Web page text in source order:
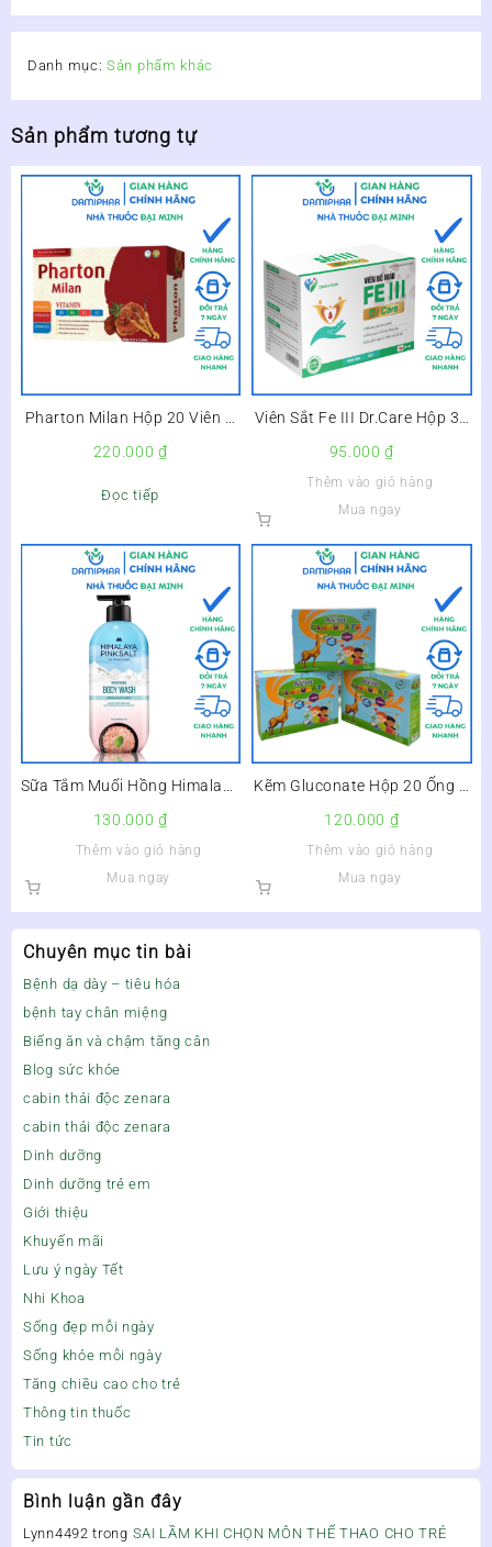
Chuyên mục tin bài
Bệnh dạ dày – tiêu hóa
bệnh tay chân miệng
Biếng ăn và chậm tăng cân
Blog sức khỏe
cabin thải độc zenara
cabin thải độc zenara
Dinh dưỡng
Dinh dưỡng trẻ em
Giới thiệu
Khuyến mãi
Lưu ý ngày Tết
Nhi Khoa
Sống đẹp mỗi ngày
Sống khỏe mỗi ngày
Tăng chiều cao cho trẻ
Thông tin thuốc
Tin tức
Bình luận gần đây
Lynn4492 trong SAI LẦM KHI CHỌN MÔN THỂ THAO CHO TRẺ
Danh mục: Sản phẩm khác
Sản phẩm tương tự
Pharton Milan Hộp 20 Viên –
Thể, Tăng Cường Sức Đề
Kháng –
220.000₫
Đọc tiếp
Viên Sắt Fe III Dr.Care Hộp 30
Nguy Cơ Thiếu Máu –
95.000₫
Thêm vào giỏ hàng
Mua ngay
Sữa Tắm Muối Hồng Himalaya
Pink Salt Tươi Mát Và Sảng
Khoái Refresh & Clarify Lọ
500g –
130.000₫
Thêm vào giỏ hàng
Mua ngay
Kẽm Gluconate Hộp 20 Ống –
Giúp Bé Ăn Ngon, Tăng Sức
Đề Kháng –
120.000 ₫
Thêm vào giỏ hàng
Mua ngay